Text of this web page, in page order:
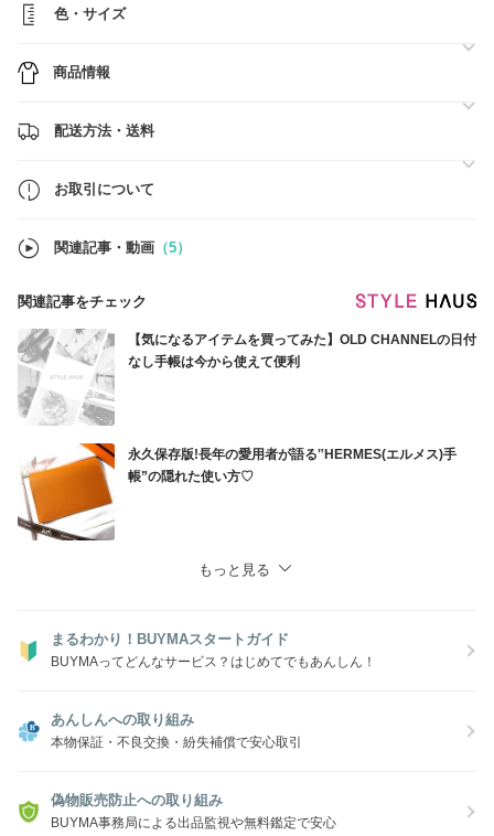
──────────────────────────
【国内配送】エルメス チョーカー ネックレス プレゼント◎
【入手困難】エルメス ファランドール ロングネックレス 120
https://www.buyma.com/item/111151453/
──────────────────────────
色・サイズ
商品情報
配送方法・送料
お取引について
関連記事・動画 （5）
関連記事をチェック
【気になるアイテムを買ってみた】OLD CHANNELの日付
なし手帳は今から使えて便利
永久保存版!長年の愛用者が語る‟HERMES(エルメス)手
帳”の隠れた使い方♡
もっと見る
まるわかり！BUYMAスタートガイド
BUYMAってどんなサービス？はじめてでもあんしん！
あんしんへの取り組み
本物保証・不良交換・紛失補償で安心取引
偽物販売防止への取り組み
BUYMA事務局による出品監視や無料鑑定で安心